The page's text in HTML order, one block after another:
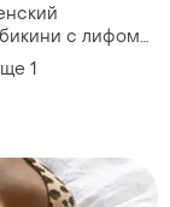
с лифом
1